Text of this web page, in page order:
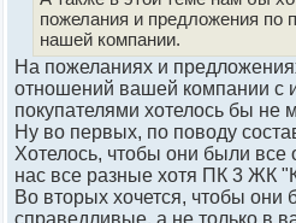
пожелания и предложения по
нашей компании.
На пожеланиях и
отношений вашей компании с
покупателями хотелось бы не
Ну во первых, по поводу
Хотелось, чтобы они были все
нас все разные хотя ПК 3 ЖК
Во вторых хочется, чтобы они